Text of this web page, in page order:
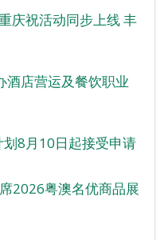
庆祝活动同步上线 丰
酒店营运及餐饮职业
8月10日起接受申请
2026粤澳名优商品展